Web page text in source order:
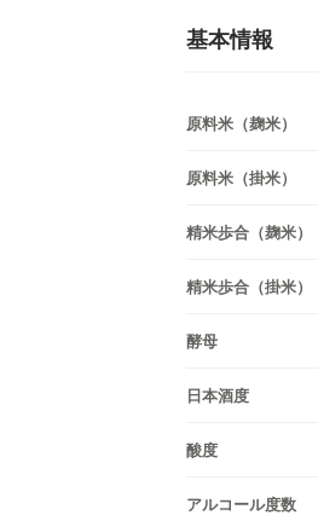
基本情報
原料米（麹米）
原料米（掛米）
精米歩合（麹米）
精米歩合（掛米）
酵母
日本酒度
酸度
アルコール度数